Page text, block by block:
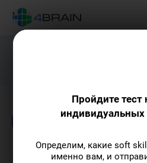
Подарим
Образование
Семь
Пройдите тест
индивидуальных
Определим, какие soft
именно вам, и